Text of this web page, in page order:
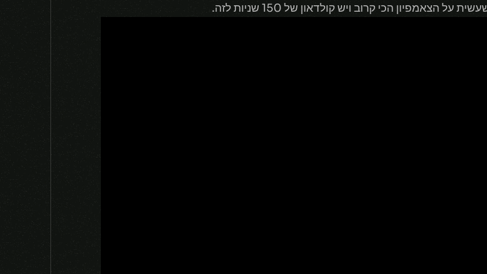
הכי קרוב ויש קולדאון של 150 שניות לזה.